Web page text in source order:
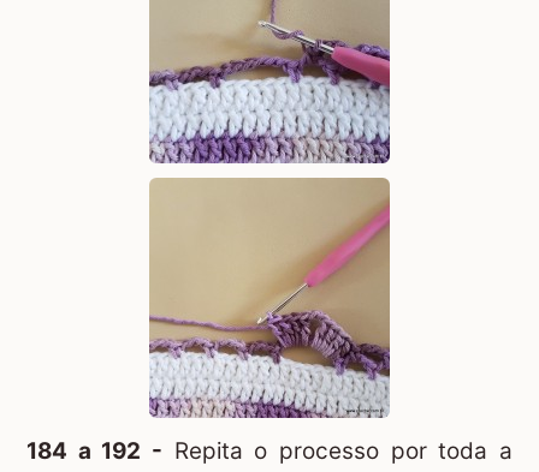
184 a 192 - Repita o processo por toda a